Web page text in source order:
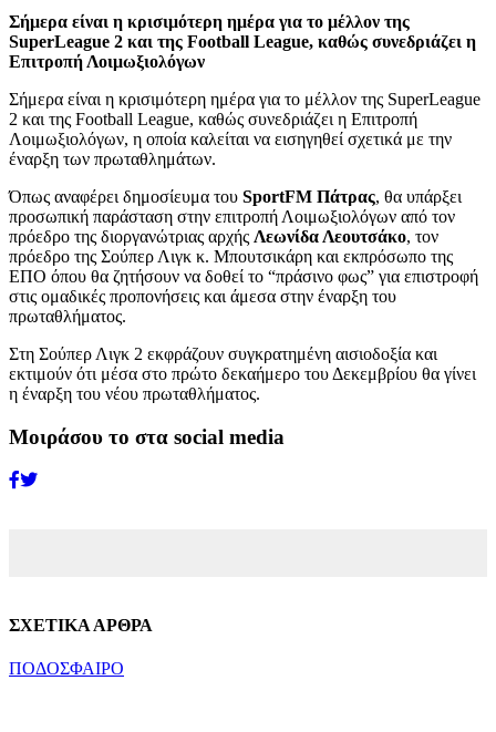
Σήμερα είναι η κρισιμότερη ημέρα για το μέλλον της
SuperLeague 2 και της Football League, καθώς συνεδριάζει η
Επιτροπή Λοιμωξιολόγων
Σήμερα είναι η κρισιμότερη ημέρα για το μέλλον της SuperLeague
2 και της Football League, καθώς συνεδριάζει η Επιτροπή
Λοιμωξιολόγων, η οποία καλείται να εισηγηθεί σχετικά με την
έναρξη των πρωταθλημάτων.
Όπως αναφέρει δημοσίευμα του SportFM Πάτρας, θα υπάρξει
προσωπική παράσταση στην επιτροπή Λοιμωξιολόγων από τον
πρόεδρο της διοργανώτριας αρχής Λεωνίδα Λεουτσάκο, τον
πρόεδρο της Σούπερ Λιγκ κ. Μπουτσικάρη και εκπρόσωπο της
ΕΠΟ όπου θα ζητήσουν να δοθεί το “πράσινο φως” για επιστροφή
στις ομαδικές προπονήσεις και άμεσα στην έναρξη του
πρωταθλήματος.
Στη Σούπερ Λιγκ 2 εκφράζουν συγκρατημένη αισιοδοξία και
εκτιμούν ότι μέσα στο πρώτο δεκαήμερο του Δεκεμβρίου θα γίνει
η έναρξη του νέου πρωταθλήματος.
Μοιράσου το στα social media
ΣΧΕΤΙΚΑ ΑΡΘΡΑ
ΠΟΔΟΣΦΑΙΡΟ